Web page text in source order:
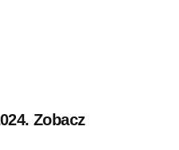
Zobacz